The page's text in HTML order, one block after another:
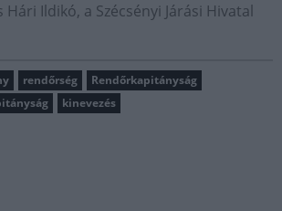
Ildikó, a Szécsényi Járási Hivatal
rendőrség
Rendőrkapitányság
kinevezés